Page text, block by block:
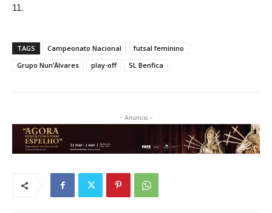
11.
TAGS Campeonato Nacional
futsal feminino
Grupo Nun’Álvares
play-off SL Benfica
- Anúncio -